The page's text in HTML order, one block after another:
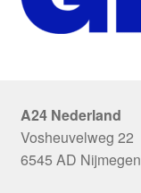
A24 Nederland
Vosheuvelweg 22
6545 AD Nijmegen